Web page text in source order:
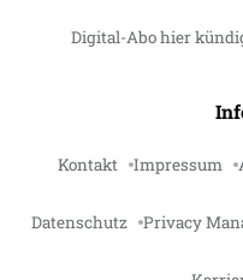
Digital-Abo hier
Kontakt Impressum
Datenschutz Privacy